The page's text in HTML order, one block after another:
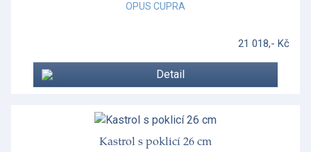
OPUS CUPRA
21 018,- Kč
Detail
Kastrol s poklicí 26 cm